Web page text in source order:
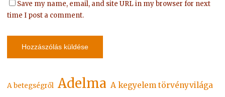
Save my name, email, and site URL in my browser for next
time I post a comment.
A betegségről Adelma A kegyelem törvényvilága